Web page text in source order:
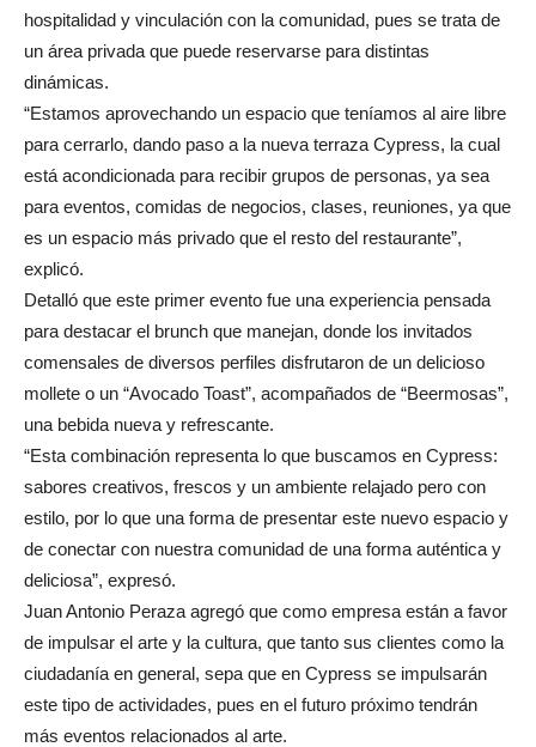
hospitalidad y vinculación con la comunidad, pues se trata de
un área privada que puede reservarse para distintas
dinámicas.
“Estamos aprovechando un espacio que teníamos al aire libre
para cerrarlo, dando paso a la nueva terraza Cypress, la cual
está acondicionada para recibir grupos de personas, ya sea
para eventos, comidas de negocios, clases, reuniones, ya que
es un espacio más privado que el resto del restaurante”,
explicó.
Detalló que este primer evento fue una experiencia pensada
para destacar el brunch que manejan, donde los invitados
comensales de diversos perfiles disfrutaron de un delicioso
mollete o un “Avocado Toast”, acompañados de “Beermosas”,
una bebida nueva y refrescante.
“Esta combinación representa lo que buscamos en Cypress:
sabores creativos, frescos y un ambiente relajado pero con
estilo, por lo que una forma de presentar este nuevo espacio y
de conectar con nuestra comunidad de una forma auténtica y
deliciosa”, expresó.
Juan Antonio Peraza agregó que como empresa están a favor
de impulsar el arte y la cultura, que tanto sus clientes como la
ciudadanía en general, sepa que en Cypress se impulsarán
este tipo de actividades, pues en el futuro próximo tendrán
más eventos relacionados al arte.